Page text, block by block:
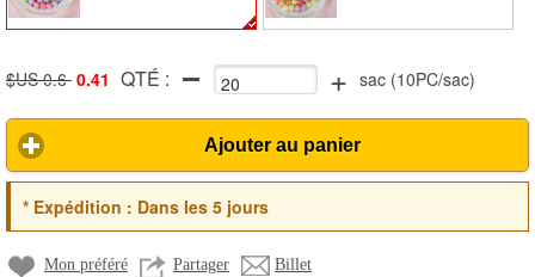
$US 0.6 0.41 QTÉ : + sac(10PC/sac)
Ajouter au panier
*Expédition : Dans les 5 jours
Mon préféré Partager Billet